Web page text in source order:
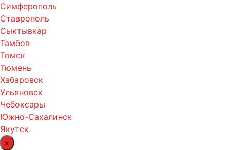
Симферополь
Ставрополь
Сыктывкар
Тамбов
Томск
Тюмень
Хабаровск
Ульяновск
Чебоксары
Южно-Сахалинск
Якутск
×